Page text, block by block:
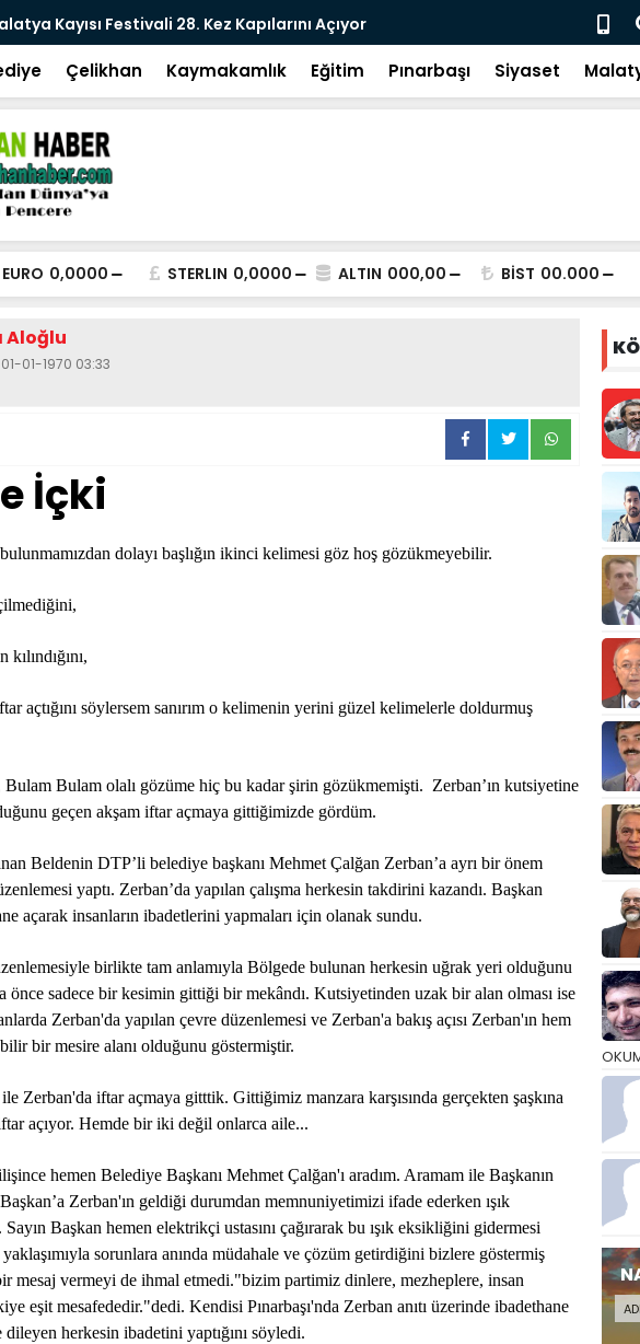
Siyasete: DEM Parti’nin Tarihi Sınavı Milletvekili
Çelikhan Kaymakamlık Eğitim Pınarbaşı Siyaset
EURO 0,0000 STERLIN 0,0000 ALTIN 000,00 BİST 00.000
Aloğlu
01-1970 03:33
İçki
dolayı başlığın ikinci kelimesi göz hoş gözükmeyebilir.
açtığını söylersem sanırım o kelimenin yerini güzel kelimelerle doldurmuş
Bulam olalı gözüme hiç bu kadar şirin gözükmemişti. Zerban’ın kutsiyetine
geçen akşam iftar açmaya gittiğimizde gördüm.
Beldenin DTP’li belediye başkanı Mehmet Çalğan Zerban’a ayrı bir önem
yaptı. Zerban’da yapılan çalışma herkesin takdirini kazandı. Başkan
açarak insanların ibadetlerini yapmaları için olanak sundu.
birlikte tam anlamıyla Bölgede bulunan herkesin uğrak yeri olduğunu
önce sadece bir kesimin gittiği bir mekândı. Kutsiyetinden uzak bir alan olması ise
Zerban'da yapılan çevre düzenlemesi ve Zerban'a bakış açısı Zerban'ın hem
bir mesire alanı olduğunu göstermiştir.
Zerban'da iftar açmaya gitttik. Gittiğimiz manzara karşısında gerçekten şaşkına
açıyor. Hemde bir iki değil onlarca aile...
hemen Belediye Başkanı Mehmet Çalğan'ı aradım. Aramam ile Başkanın
Zerban'ın geldiği durumdan memnuniyetimizi ifade ederken ışık
Başkan hemen elektrikçi ustasını çağırarak bu ışık eksikliğini gidermesi
sorunlara anında müdahale ve çözüm getirdiğini bizlere göstermiş
mesaj vermeyi de ihmal etmedi."bizim partimiz dinlere, mezheplere, insan
eşit mesafededir."dedi. Kendisi Pınarbaşı'nda Zerban anıtı üzerinde ibadethane
dileyen herkesin ibadetini yaptığını söyledi.